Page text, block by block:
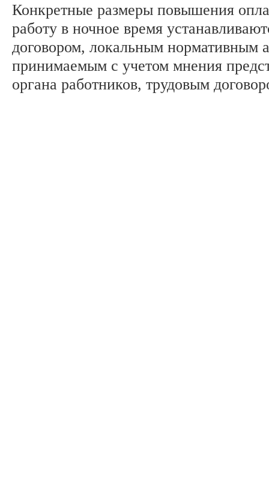
Конкретные размеры повышения
работу в ночное время
договором, локальным нормативным
принимаемым с учетом мнения
органа работников, трудовым